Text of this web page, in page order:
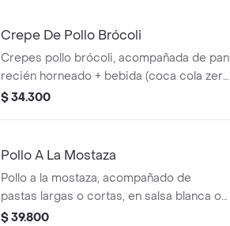
Crepe De Pollo Brócoli
Crepes pollo brócoli, acompañada de pan
recién horneado + bebida (coca cola zero
250 ml / agua brisa 280 ml, manzana o
$ 34.300
Pollo A La Mostaza
Pollo a la mostaza, acompañado de
pastas largas o cortas, en salsa blanca o
roja, ensalada de la casa y bebida (coca
$ 39.800